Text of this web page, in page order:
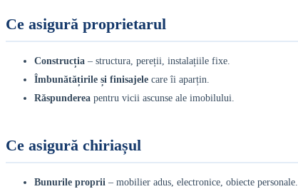
Ce asigură proprietarul
Construcția – structura, pereții, instalațiile fixe.
Îmbunătățirile și finisajele care îi aparțin.
Răspunderea pentru vicii ascunse ale imobilului.
Ce asigură chiriașul
Bunurile proprii – mobilier adus, electronice, obiecte personale.